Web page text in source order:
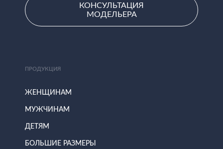
КОНСУЛЬТАЦИЯ
МОДЕЛЬЕРА
ПРОДУКЦИЯ
ЖЕНЩИНАМ
МУЖЧИНАМ
ДЕТЯМ
БОЛЬШИЕ РАЗМЕРЫ